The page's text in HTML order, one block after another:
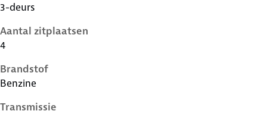
3-deurs
Aantal zitplaatsen
4
Brandstof
Benzine
Transmissie